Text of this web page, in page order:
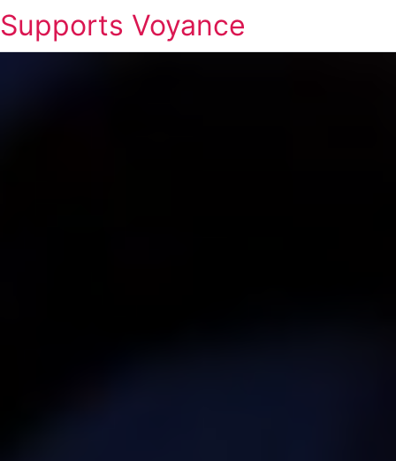
Supports Voyance